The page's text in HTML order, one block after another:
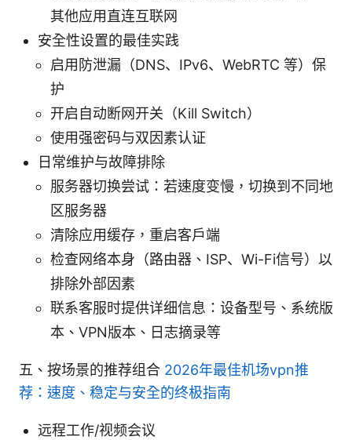
其他应用直连互联网
安全性设置的最佳实践
启用防泄漏（DNS、IPv6、WebRTC 等）保
护
开启自动断网开关（Kill Switch）
使用强密码与双因素认证
日常维护与故障排除
服务器切换尝试：若速度变慢，切换到不同地
区服务器
清除应用缓存，重启客户端
检查网络本身（路由器、ISP、Wi-Fi信号）以
排除外部因素
联系客服时提供详细信息：设备型号、系统版
本、VPN版本、日志摘录等
五、按场景的推荐组合 2026年最佳机场vpn推
荐：速度、稳定与安全的终极指南
远程工作/视频会议